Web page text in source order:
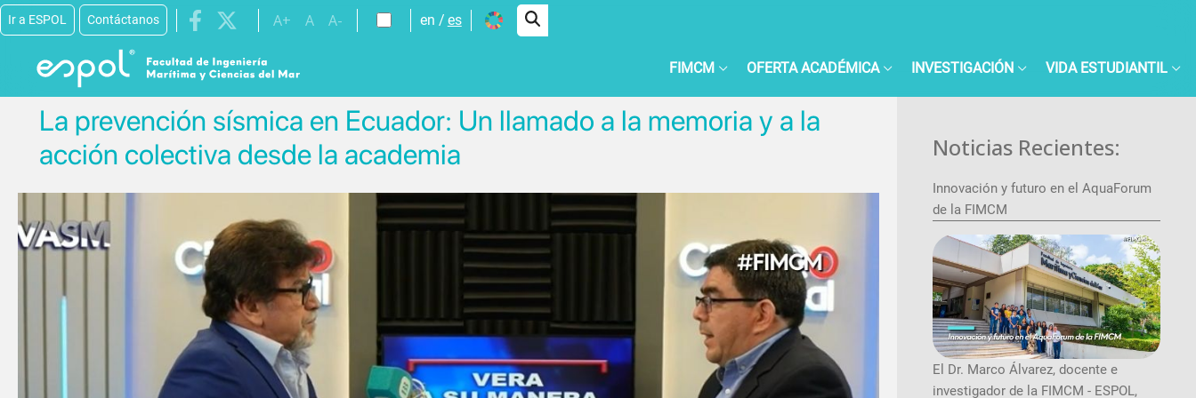
Pasar al contenido principal
Ir a ESPOL Contáctanos A+ A A- en es
FIMCM OFERTA ACADÉMICA INVESTIGACIÓN VIDA ESTUDIANTIL
La prevención sísmica en Ecuador: Un llamado a la memoria y a la
acción colectiva desde la academia
Noticias Recientes:
Innovación y futuro en el AquaForum
de la FIMCM
El Dr. Marco Álvarez, docente e
investigador de la FIMCM - ESPOL,